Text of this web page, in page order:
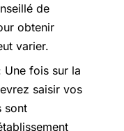
de
obtenir
varier.
Une fois sur la
saisir vos
sont